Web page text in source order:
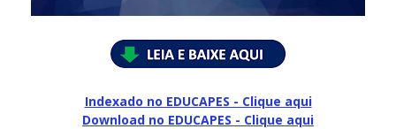
Indexado no EDUCAPES - Clique aqui
Download no EDUCAPES - Clique aqui